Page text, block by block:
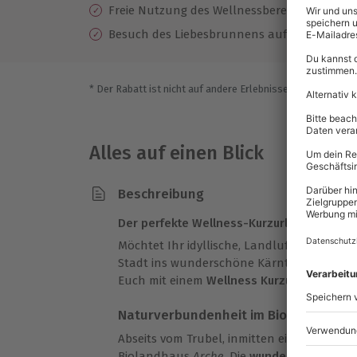
Freie Nutzung des Wellnessbereiches
Besuch des Liebesbrunnens auf der Sau-
* Der Rabatt ist nicht auf andere Erlebnisse bei der
Alles auf einen Blick
Beschreibung
Der perfekte Wellness-Kurzurlaub für 2
Möchtet Ihr idyllische, Landluft
Stadt ins wunderschöne Kärnten! Gönnt
Euch mit einem Wellness Kurzurlaub in
Naturverbundenheit im Biolandhaus
Abseits vom Trubel, inmitten einer